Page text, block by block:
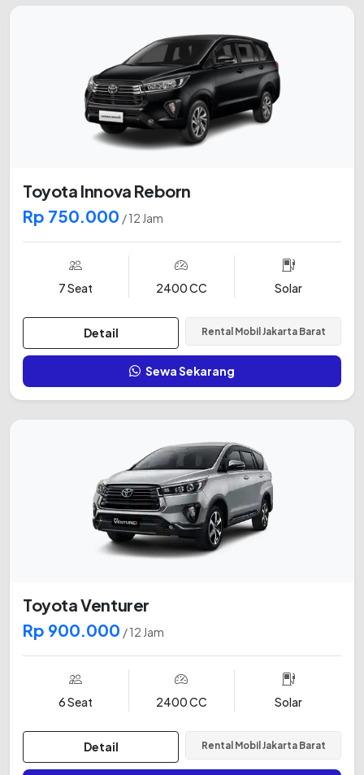
Toyota Innova Reborn
Rp 750.000 / 12 Jam
7 Seat 2400 CC Solar
Detail Rental Mobil Jakarta Barat
Sewa Sekarang
Toyota Venturer
Rp 900.000 / 12 Jam
6 Seat 2400 CC Solar
Detail Rental Mobil Jakarta Barat